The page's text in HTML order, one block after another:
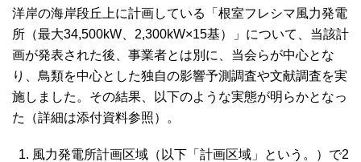
洋岸の海岸段丘上に計画している「根室フレシマ風力発電
所（最大34,500kW、2,300kW×15基）」について、当該計
画が発表された後、事業者とは別に、当会らが中心とな
り、鳥類を中心とした独自の影響予測調査や文献調査を実
施しました。その結果、以下のような実態が明らかとなっ
た（詳細は添付資料参照）。
風力発電所計画区域（以下「計画区域」という。）で2